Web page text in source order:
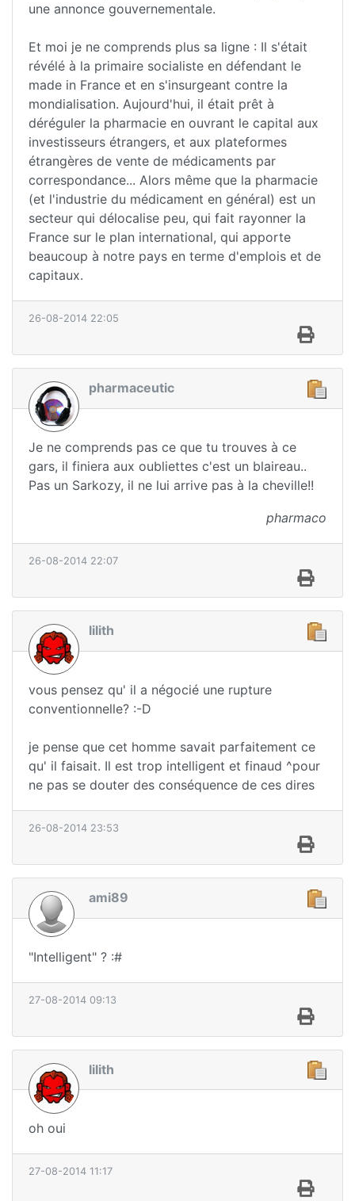
une annonce gouvernementale.
Et moi je ne comprends plus sa ligne : Il s'était
révélé à la primaire socialiste en défendant le
made in France et en s'insurgeant contre la
mondialisation. Aujourd'hui, il était prêt à
déréguler la pharmacie en ouvrant le capital aux
investisseurs étrangers, et aux plateformes
étrangères de vente de médicaments par
correspondance... Alors même que la pharmacie
(et l'industrie du médicament en général) est un
secteur qui délocalise peu, qui fait rayonner la
France sur le plan international, qui apporte
beaucoup à notre pays en terme d'emplois et de
capitaux.
26-08-2014 22:05
pharmaceutic
Je ne comprends pas ce que tu trouves à ce
gars, il finiera aux oubliettes c'est un blaireau..
Pas un Sarkozy, il ne lui arrive pas à la cheville!!
pharmaco
26-08-2014 22:07
lilith
vous pensez qu' il a négocié une rupture
conventionnelle? :-D
je pense que cet homme savait parfaitement ce
qu' il faisait. Il est trop intelligent et finaud ^pour
ne pas se douter des conséquence de ces dires
26-08-2014 23:53
ami89
"Intelligent" ? :#
27-08-2014 09:13
lilith
oh oui
27-08-2014 11:17